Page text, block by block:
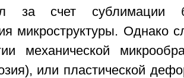
за счет сублимации
микроструктуры. Однако
механической
или пластической